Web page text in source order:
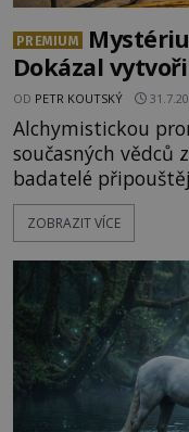
PREMIUM
Dokázal
OD PETR KOUTSKÝ
Alchymistickou
současných vědců
badatelé
transmutace?
alchymista, vědec
Měšťané pozorují
nesmrtelnou
ZOBRAZIT VÍCE